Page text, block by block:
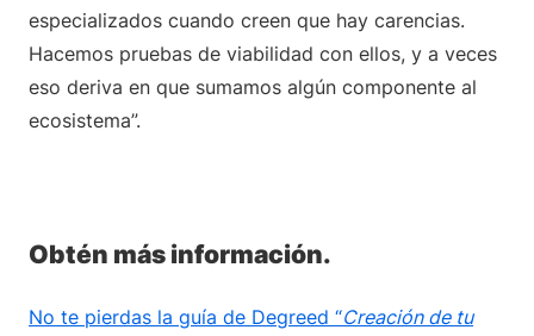
especializados cuando creen que hay carencias.
Hacemos pruebas de viabilidad con ellos, y a veces
eso deriva en que sumamos algún componente al
ecosistema”.
Obtén más información.
No te pierdas la guía de Degreed “Creación de tu